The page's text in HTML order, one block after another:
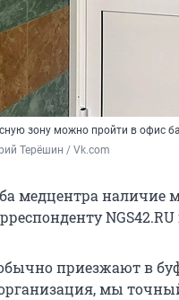
зону можно пройти в офис
Терёшин / Vk.com
медцентра наличие
приезжают в
мы